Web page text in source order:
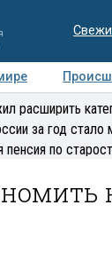
Медиацентр
расширить
за год
по